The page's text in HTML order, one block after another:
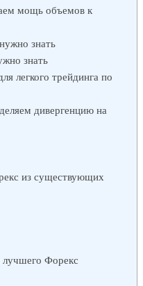
мощь объемов к
знать
знать
легкого трейдинга по
дивергенцию на
из существующих
лучшего Форекс